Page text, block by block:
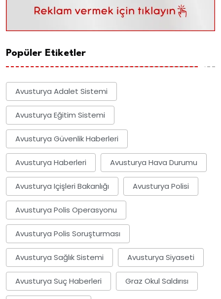
Popüler Etiketler
Avusturya Adalet Sistemi
Avusturya Eğitim Sistemi
Avusturya Güvenlik Haberleri
Avusturya Haberleri Avusturya Hava Durumu
Avusturya Içişleri Bakanlığı Avusturya Polisi
Avusturya Polis Operasyonu
Avusturya Polis Soruşturması
Avusturya Sağlık Sistemi Avusturya Siyaseti
Avusturya Suç Haberleri Graz Okul Saldırısı